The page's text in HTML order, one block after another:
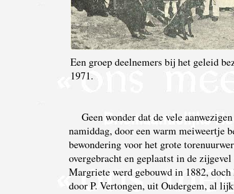
Een groep deelnemers bij het geleid
1971.
Geen wonder dat de vele
namiddag, door een warm meiweertje
bewondering voor het grote
overgebracht en geplaatst in de
Margriete werd gebouwd in 1882,
door P. Vertongen, uit Oudergem, al